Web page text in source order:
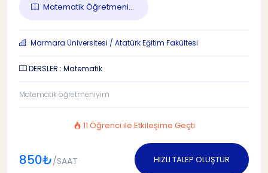
Matematik Öğretmeni...
Marmara Üniversitesi / Atatürk Eğitim Fakültesi
DERSLER : Matematik
Matematik öğretmeniyim
11 Öğrenci ile Etkileşime Geçti
850₺/SAAT HIZLI TALEP OLUŞTUR